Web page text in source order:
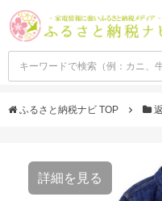
ふるさと納税ナビ TOP
詳細を見る